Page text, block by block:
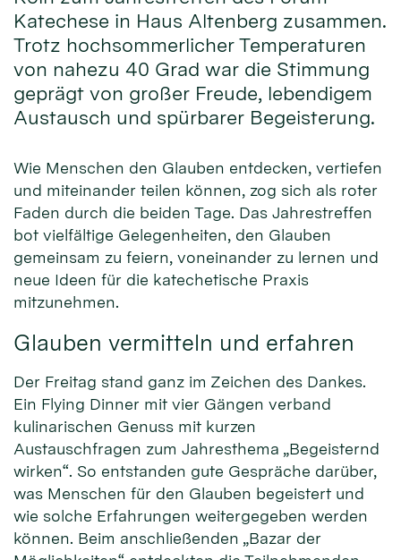
Katechese in Haus Altenberg zusammen.
Trotz hochsommerlicher Temperaturen
von nahezu 40 Grad war die Stimmung
geprägt von großer Freude, lebendigem
Austausch und spürbarer Begeisterung.
Wie Menschen den Glauben entdecken, vertiefen
und miteinander teilen können, zog sich als roter
Faden durch die beiden Tage. Das Jahrestreffen
bot vielfältige Gelegenheiten, den Glauben
gemeinsam zu feiern, voneinander zu lernen und
neue Ideen für die katechetische Praxis
mitzunehmen.
Glauben vermitteln und erfahren
Der Freitag stand ganz im Zeichen des Dankes.
Ein Flying Dinner mit vier Gängen verband
kulinarischen Genuss mit kurzen
Austauschfragen zum Jahresthema „Begeisternd
wirken“. So entstanden gute Gespräche darüber,
was Menschen für den Glauben begeistert und
wie solche Erfahrungen weitergegeben werden
können. Beim anschließenden „Bazar der